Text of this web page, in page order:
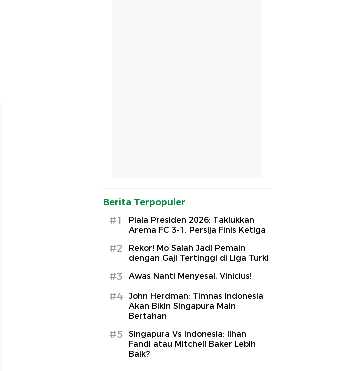
Berita Terpopuler
#1
Piala Presiden 2026: Taklukkan
Arema FC 3-1, Persija Finis Ketiga
#2
Rekor! Mo Salah Jadi Pemain
dengan Gaji Tertinggi di Liga Turki
#3 Awas Nanti Menyesal, Vinicius!
#4
John Herdman: Timnas Indonesia
Akan Bikin Singapura Main
Bertahan
#5
Singapura Vs Indonesia: Ilhan
Fandi atau Mitchell Baker Lebih
Baik?